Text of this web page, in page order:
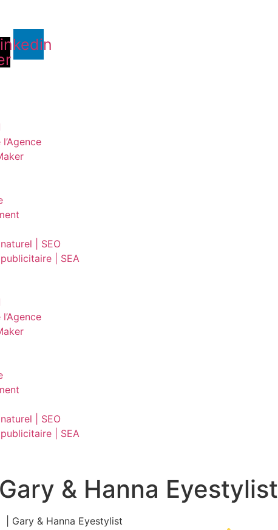
| SEO
| SEA
| SEO
| SEA
& Hanna Eyestylist
Gary & Hanna Eyestylist